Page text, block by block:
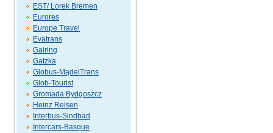
EST/ Lorek Bremen
Eurores
Europe Travel
Evatrans
Gairing
Gatzka
Globus-MądelTrans
Glob-Tourist
Gromada Bydgoszcz
Heinz Reisen
Interbus-Sindbad
Intercars-Basque